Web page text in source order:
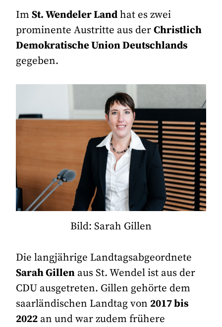
ImSt. Wendeler Landhat es zwei
prominente Austritte aus derChristlich
Demokratische Union Deutschlands
gegeben.
Bild: Sarah Gillen
Die langjährige Landtagsabgeordnete
Sarah Gillen aus St. Wendel ist aus der
CDU ausgetreten. Gillen gehörte dem
saarländischen Landtag von 2017 bis
2022 an und war zudem frühere